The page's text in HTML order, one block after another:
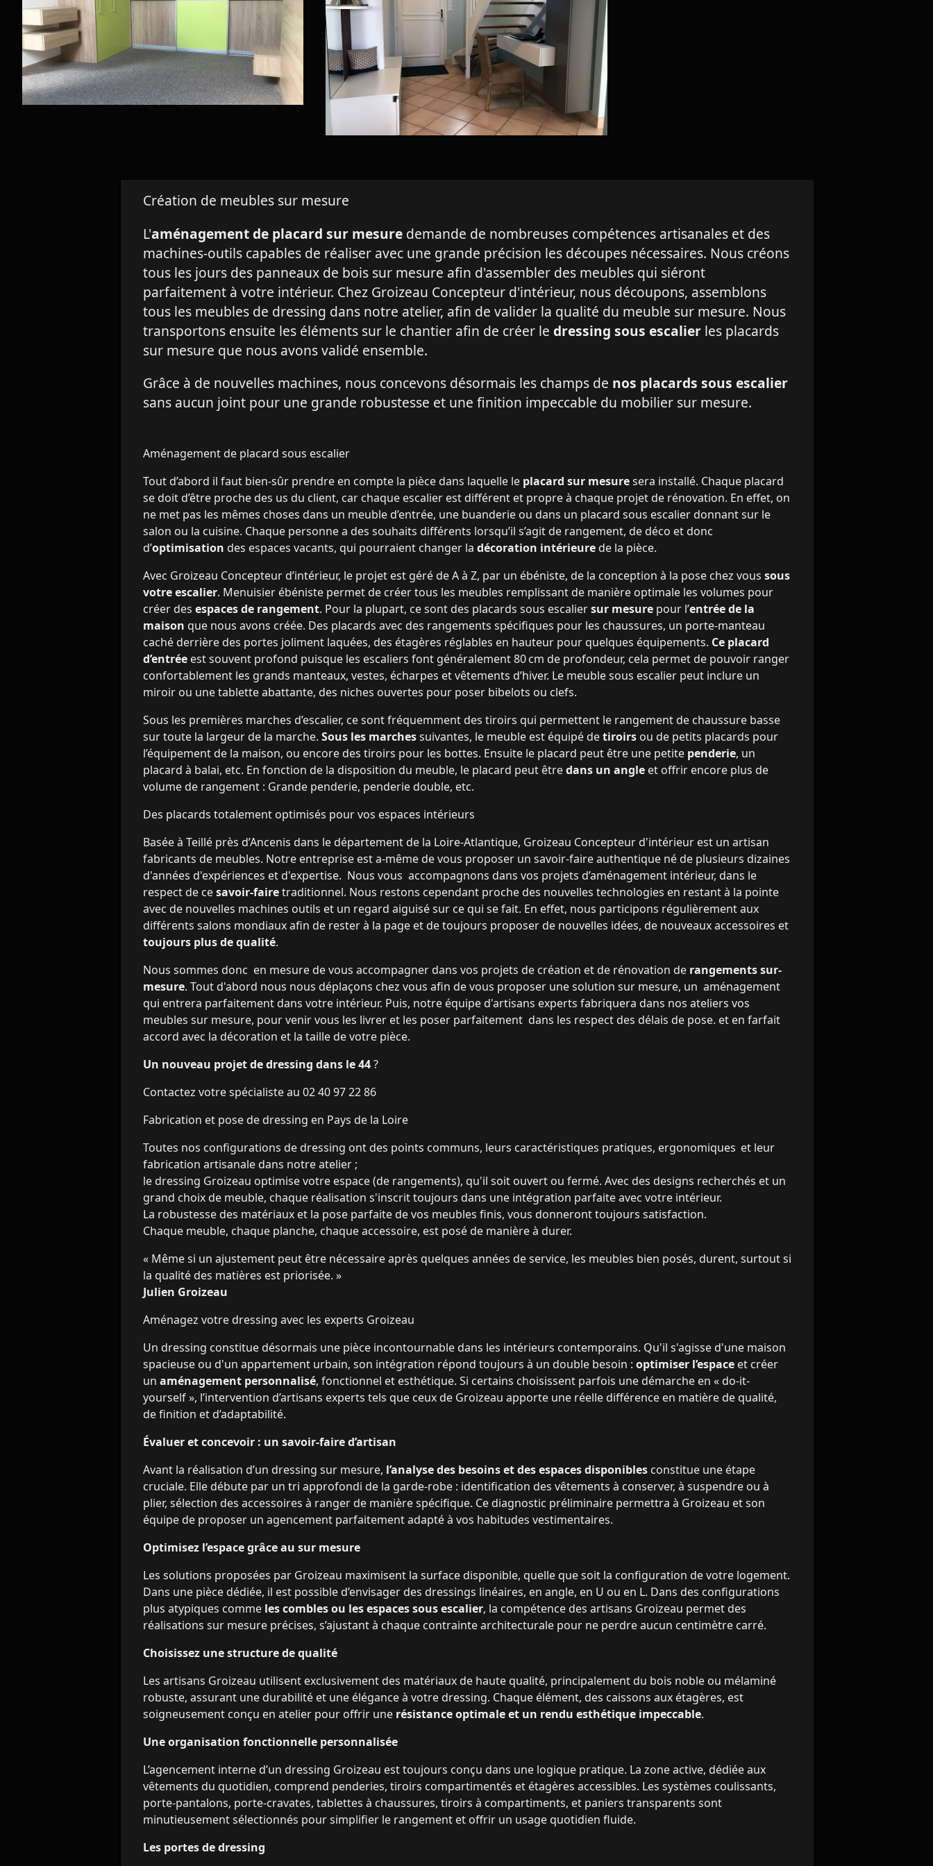
Création de meubles sur mesure
L'aménagement de placard sur mesure demande de nombreuses compétences artisanales et des
machines-outils capables de réaliser avec une grande précision les découpes nécessaires. Nous créons
tous les jours des panneaux de bois sur mesure afin d'assembler des meubles qui siéront
parfaitement à votre intérieur. Chez Groizeau Concepteur d'intérieur, nous découpons, assemblons
tous les meubles de dressing dans notre atelier, afin de valider la qualité du meuble sur mesure. Nous
transportons ensuite les éléments sur le chantier afin de créer le dressing sous escalier les placards
sur mesure que nous avons validé ensemble.
Grâce à de nouvelles machines, nous concevons désormais les champs de nos placards sous escalier
sans aucun joint pour une grande robustesse et une finition impeccable du mobilier sur mesure.
Aménagement de placard sous escalier
Tout d’abord il faut bien-sûr prendre en compte la pièce dans laquelle le placard sur mesuresera installé. Chaque placard
se doit d’être proche des us du client, car chaque escalier est différent et propre à chaque projet de rénovation. En effet, on
ne met pas les mêmes choses dans un meuble d’entrée, une buanderie ou dans un placard sous escalier donnant sur le
salon ou la cuisine. Chaque personne a des souhaits différents lorsqu’il s’agit de rangement, de déco et donc
d’optimisation des espaces vacants, qui pourraient changer la décoration intérieurede la pièce.
Avec Groizeau Concepteur d’intérieur, le projet est géré de A à Z, par un ébéniste, de la conception à la pose chez vous sous
votre escalier. Menuisier ébéniste permet de créer tous les meubles remplissant de manière optimale les volumes pour
créer des espaces de rangement. Pour la plupart, ce sont des placards sous escaliersur mesure pour l’entrée de la
maison que nous avons créée. Des placards avec des rangements spécifiques pour les chaussures, un porte-manteau
caché derrière des portes joliment laquées, des étagères réglables en hauteur pour quelques équipements. Ce placard
d’entrée est souvent profond puisque les escaliers font généralement 80 cm de profondeur, cela permet de pouvoir ranger
confortablement les grands manteaux, vestes, écharpes et vêtements d’hiver. Le meuble sous escalier peut inclure un
miroir ou une tablette abattante, des niches ouvertes pour poser bibelots ou clefs.
Sous les premières marches d’escalier, ce sont fréquemment des tiroirs qui permettent le rangement de chaussure basse
sur toute la largeur de la marche. Sous les marchessuivantes, le meuble est équipé detiroirs ou de petits placards pour
l’équipement de la maison, ou encore des tiroirs pour les bottes. Ensuite le placard peut être une petite penderie, un
placard à balai, etc. En fonction de la disposition du meuble, le placard peut êtredans un angle et offrir encore plus de
volume de rangement : Grande penderie, penderie double, etc.
Des placards totalement optimisés pour vos espaces intérieurs
Basée à Teillé près d’Ancenis dans le département de la Loire-Atlantique, Groizeau Concepteur d'intérieur est un artisan
fabricants de meubles. Notre entreprise est a-même de vous proposer un savoir-faire authentique né de plusieurs dizaines
d'années d'expériences et d'expertise. Nous vous accompagnons dans vos projets d’aménagement intérieur, dans le
respect de cesavoir-fairetraditionnel. Nous restons cependant proche des nouvelles technologies en restant à la pointe
avec de nouvelles machines outils et un regard aiguisé sur ce qui se fait. En effet, nous participons régulièrement aux
différents salons mondiaux afin de rester à la page et de toujours proposer de nouvelles idées, de nouveaux accessoires et
toujours plus de qualité.
Nous sommes donc en mesure de vous accompagner dans vos projets de création et de rénovation de rangements sur-
mesure. Tout d'abord nous nous déplaçons chez vous afin de vous proposer une solution sur mesure, un aménagement
qui entrera parfaitement dans votre intérieur. Puis, notre équipe d'artisans experts fabriquera dans nos ateliers vos
meubles sur mesure, pour venir vous les livrer et les poser parfaitement dans les respect des délais de pose. et en farfait
accord avec la décoration et la taille de votre pièce.
Un nouveau projet de dressing dans le 44?
Contactez votre spécialiste au 02 40 97 22 86
Fabrication et pose de dressing en Pays de la Loire
Toutes nos configurations de dressing ont des points communs, leurs caractéristiques pratiques, ergonomiques et leur
fabrication artisanale dans notre atelier ;
le dressing Groizeau optimise votre espace (de rangements), qu'il soit ouvert ou fermé. Avec des designs recherchés et un
grand choix de meuble, chaque réalisation s'inscrit toujours dans une intégration parfaite avec votre intérieur.
La robustesse des matériaux et la pose parfaite de vos meubles finis, vous donneront toujours satisfaction.
Chaque meuble, chaque planche, chaque accessoire, est posé de manière à durer.
« Même si un ajustement peut être nécessaire après quelques années de service, les meubles bien posés, durent, surtout si
la qualité des matières est priorisée. »
Julien Groizeau
Aménagez votre dressing avec les experts Groizeau
Un dressing constitue désormais une pièce incontournable dans les intérieurs contemporains. Qu'il s'agisse d'une maison
spacieuse ou d'un appartement urbain, son intégration répond toujours à un double besoin : optimiser l’espace et créer
un aménagement personnalisé, fonctionnel et esthétique. Si certains choisissent parfois une démarche en « do-it-
yourself », l’intervention d’artisans experts tels que ceux de Groizeau apporte une réelle différence en matière de qualité,
de finition et d’adaptabilité.
Évaluer et concevoir : un savoir-faire d’artisan
Avant la réalisation d’un dressing sur mesure, l’analyse des besoins et des espaces disponibles constitue une étape
cruciale. Elle débute par un tri approfondi de la garde-robe : identification des vêtements à conserver, à suspendre ou à
plier, sélection des accessoires à ranger de manière spécifique. Ce diagnostic préliminaire permettra à Groizeau et son
équipe de proposer un agencement parfaitement adapté à vos habitudes vestimentaires.
Optimisez l’espace grâce au sur mesure
Les solutions proposées par Groizeau maximisent la surface disponible, quelle que soit la configuration de votre logement.
Dans une pièce dédiée, il est possible d’envisager des dressings linéaires, en angle, en U ou en L. Dans des configurations
plus atypiques comme les combles ou les espaces sous escalier, la compétence des artisans Groizeau permet des
réalisations sur mesure précises, s’ajustant à chaque contrainte architecturale pour ne perdre aucun centimètre carré.
Choisissez une structure de qualité
Les artisans Groizeau utilisent exclusivement des matériaux de haute qualité, principalement du bois noble ou mélaminé
robuste, assurant une durabilité et une élégance à votre dressing. Chaque élément, des caissons aux étagères, est
soigneusement conçu en atelier pour offrir une résistance optimale et un rendu esthétique impeccable.
Une organisation fonctionnelle personnalisée
L’agencement interne d’un dressing Groizeau est toujours conçu dans une logique pratique. La zone active, dédiée aux
vêtements du quotidien, comprend penderies, tiroirs compartimentés et étagères accessibles. Les systèmes coulissants,
porte-pantalons, porte-cravates, tablettes à chaussures, tiroirs à compartiments, et paniers transparents sont
minutieusement sélectionnés pour simplifier le rangement et offrir un usage quotidien fluide.
Les portes de dressing